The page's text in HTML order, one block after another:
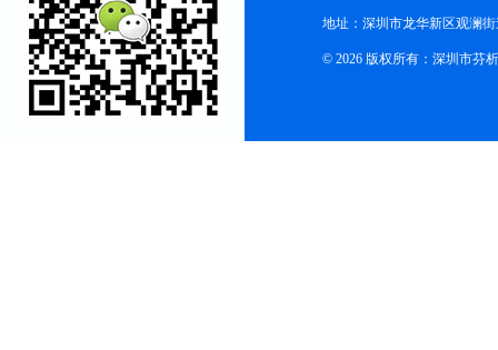
地址：深圳市龙华新区观澜
© 2026 版权所有：深圳市芬